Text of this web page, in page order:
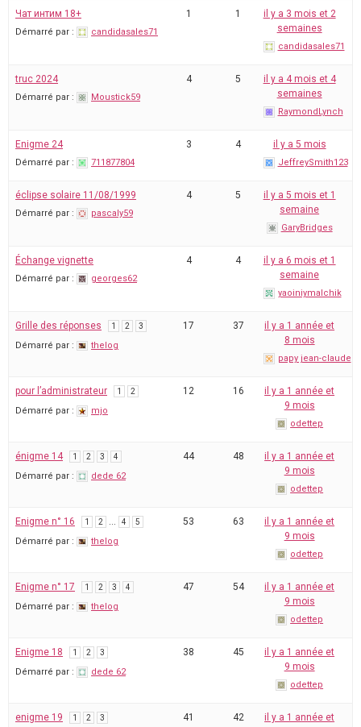
Чат интим 18+
Démarré par : candidasales71
1 1
il y a 3 mois et 2
semaines
candidasales71
truc 2024
Démarré par : Moustick59
4 5
il y a 4 mois et 4
semaines
RaymondLynch
Enigme 24
Démarré par : 711877804
3 4 il y a 5 mois
JeffreySmith123
éclipse solaire 11/08/1999
Démarré par : pascaly59
4 5
il y a 5 mois et 1
semaine
GaryBridges
Échange vignette
Démarré par : georges62
4 4
il y a 6 mois et 1
semaine
yaoiniymalchik
Grille des réponses 1 2 3
Démarré par : thelog
17 37
il y a 1 année et
8 mois
papy jean-claude
pour l’administrateur 1 2
Démarré par : mjo
12 16
il y a 1 année et
9 mois
odettep
énigme 14 1 2 3 4
Démarré par : dede 62
44 48
il y a 1 année et
9 mois
odettep
Enigme n° 16 1 2 … 4 5
Démarré par : thelog
53 63
il y a 1 année et
9 mois
odettep
Enigme n° 17 1 2 3 4
Démarré par : thelog
47 54
il y a 1 année et
9 mois
odettep
Enigme 18 1 2 3
Démarré par : dede 62
38 45
il y a 1 année et
9 mois
odettep
enigme 19 1 2 3 41 42
il y a 1 année et